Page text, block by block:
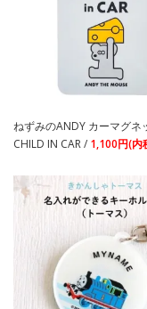
ねずみのANDY カーマグネ
CHILD IN CAR / 1,100円(内